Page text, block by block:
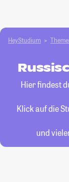
HeyStudium
Hier findest
Klick auf die
und